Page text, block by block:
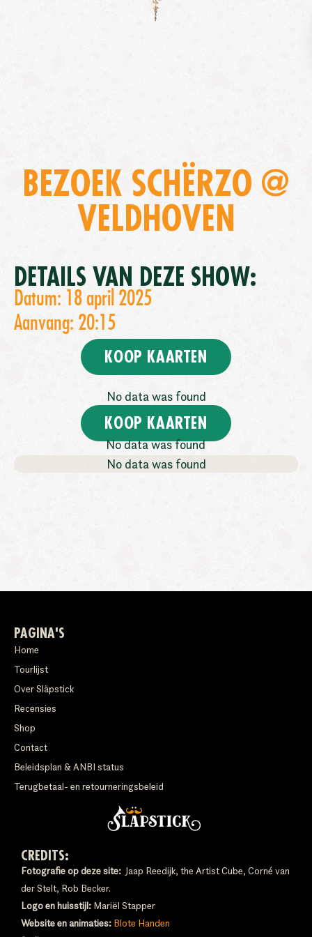
BEZOEK SCHËRZO @
VELDHOVEN
DETAILS VAN DEZE SHOW:
Datum: 18 april 2025
Aanvang: 20:15
KOOP KAARTEN
No data was found
KOOP KAARTEN
No data was found
No data was found
PAGINA'S
Home
Tourlijst
Over Släpstick
Recensies
Shop
Contact
Beleidsplan & ANBI status
Terugbetaal- en retourneringsbeleid
CREDITS:
Fotografie op deze site: Jaap Reedijk, the Artist Cube, Corné van
der Stelt, Rob Becker.
Logo en huisstijl: Mariël Stapper
Website en animaties: Blote Handen